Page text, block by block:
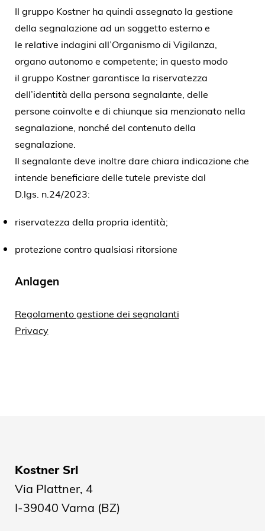
Il gruppo Kostner ha quindi assegnato la gestione
della segnalazione ad un soggetto esterno e
le relative indagini all’Organismo di Vigilanza,
organo autonomo e competente; in questo modo
il gruppo Kostner garantisce la riservatezza
dell’identità della persona segnalante, delle
persone coinvolte e di chiunque sia menzionato nella
segnalazione, nonché del contenuto della
segnalazione.
Il segnalante deve inoltre dare chiara indicazione che
intende beneficiare delle tutele previste dal
D.lgs. n.24/2023:
riservatezza della propria identità;
protezione contro qualsiasi ritorsione
Anlagen
Regolamento gestione dei segnalanti
Privacy
Kostner Srl
Via Plattner, 4
I-39040 Varna (BZ)